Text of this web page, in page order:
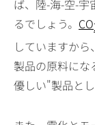
ば、陸-海-空-宇
るでしょう。 CO
していますか
製品の原料に
優しい"製品と